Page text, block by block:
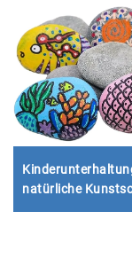
natürliche